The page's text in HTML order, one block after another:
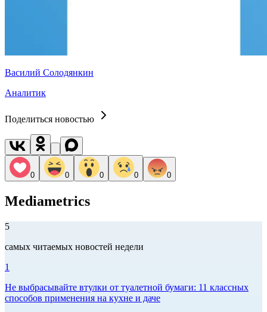
Василий Солодянкин
Аналитик
Поделиться новостью
0 0 0 0 0
Mediametrics
5
самых читаемых новостей недели
1
Не выбрасывайте втулки от туалетной бумаги: 11 классных
способов применения на кухне и даче